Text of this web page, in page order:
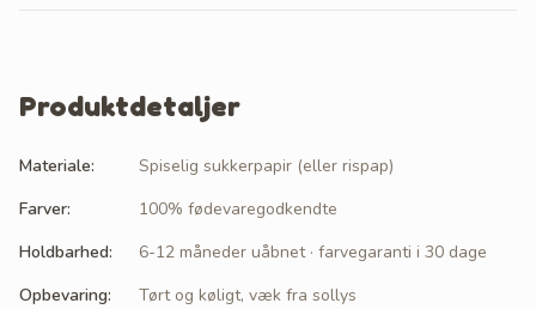
Produktdetaljer
Materiale:
Spiselig sukkerpapir (eller rispap)
Farver:
100% fødevaregodkendte
Holdbarhed:
6-12 måneder uåbnet · farvegaranti i 30 dage
Opbevaring:
Tørt og køligt, væk fra sollys